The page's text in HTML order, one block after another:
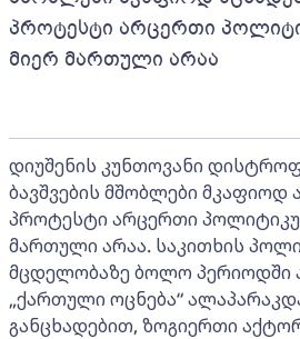
პროტესტი არცერთი
მიერ მართული არაა
დიუშენის კუნთოვანი
ბავშვების მშობლები მკაფიოდ
პროტესტი არცერთი
მართული არაა. საკითხის
მცდელობაზე ბოლო პერიოდში
„ქართული ოცნება“
განცხადებით, ზოგიერთი